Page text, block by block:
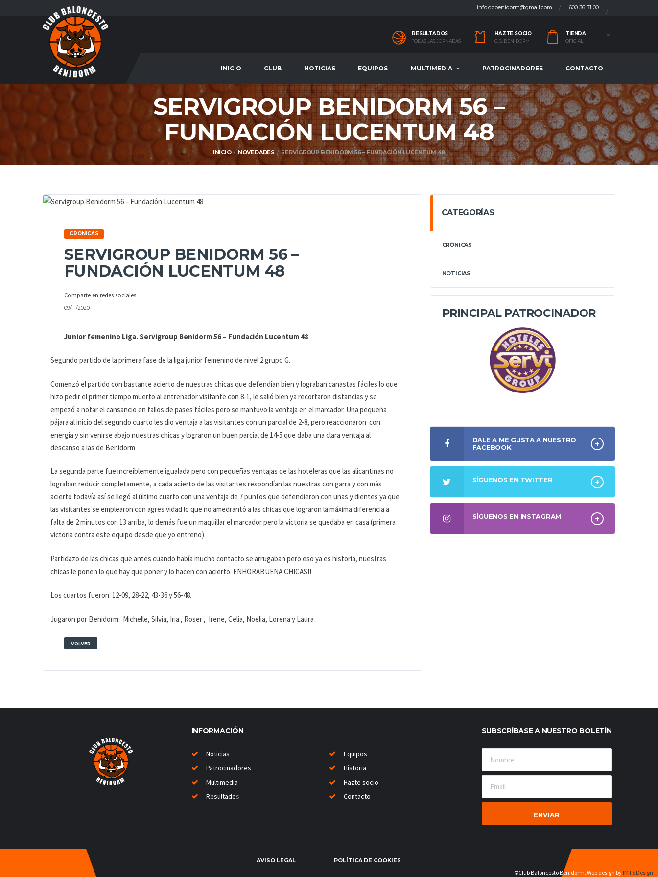
600 36 31 00
info.cbbenidorm@gmail.com
RESULTADOS
TODAS LAS JORNADAS
HAZTE SOCIO
C.B. BENIDORM
TIENDA
OFICIAL
INICIO CLUB NOTICIAS EQUIPOS MULTIMEDIA PATROCINADORES CONTACTO
SERVIGROUP BENIDORM 56 –
FUNDACIÓN LUCENTUM 48
INICIO NOVEDADES SERVIGROUP BENIDORM 56 – FUNDACIÓN LUCENTUM 48
CRÓNICAS
SERVIGROUP BENIDORM 56 –
FUNDACIÓN LUCENTUM 48
Comparte en redes sociales:
09/11/2020
Junior femenino Liga. Servigroup Benidorm 56 – Fundación Lucentum 48
Segundo partido de la primera fase de la liga junior femenino de nivel 2 grupo G.
Comenzó el partido con bastante acierto de nuestras chicas que defendían bien y lograban canastas fáciles lo que
hizo pedir el primer tiempo muerto al entrenador visitante con 8-1, le salió bien ya recortaron distancias y se
empezó a notar el cansancio en fallos de pases fáciles pero se mantuvo la ventaja en el marcador. Una pequeña
pájara al inicio del segundo cuarto les dio ventaja a las visitantes con un parcial de 2-8, pero reaccionaron con
energía y sin venirse abajo nuestras chicas y lograron un buen parcial de 14-5 que daba una clara ventaja al
descanso a las de Benidorm
La segunda parte fue increíblemente igualada pero con pequeñas ventajas de las hoteleras que las alicantinas no
lograban reducir completamente, a cada acierto de las visitantes respondían las nuestras con garra y con más
acierto todavía así se llegó al último cuarto con una ventaja de 7 puntos que defendieron con uñas y dientes ya que
las visitantes se emplearon con agresividad lo que no amedrantó a las chicas que lograron la máxima diferencia a
falta de 2 minutos con 13 arriba, lo demás fue un maquillar el marcador pero la victoria se quedaba en casa (primera
victoria contra este equipo desde que yo entreno).
Partidazo de las chicas que antes cuando había mucho contacto se arrugaban pero eso ya es historia, nuestras
chicas le ponen lo que hay que poner y lo hacen con acierto. ENHORABUENA CHICAS!!
Los cuartos fueron: 12-09, 28-22, 43-36 y 56-48.
Jugaron por Benidorm: Michelle, Silvia, Iria , Roser , Irene, Celia, Noelia, Lorena y Laura .
VOLVER
CATEGORÍAS
CRÓNICAS
NOTICIAS
PRINCIPAL PATROCINADOR
DALE A ME GUSTA A NUESTRO
FACEBOOK
SÍGUENOS EN TWITTER
SÍGUENOS EN INSTAGRAM
INFORMACIÓN
Noticias
Equipos
Patrocinadores
Historia
Multimedia
Hazte socio
Resultados Contacto
SUBSCRÍBASE A NUESTRO BOLETÍN
AVISO LEGAL POLÍTICA DE COOKIES
©Club Baloncesto Benidorm. Web design by IMTS Design